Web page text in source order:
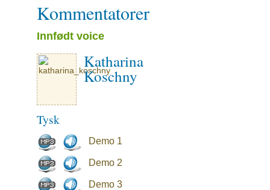
Kommentatorer
Innfødt voice
Katharina
Koschny
Tysk
Demo 1
Demo 2
Demo 3